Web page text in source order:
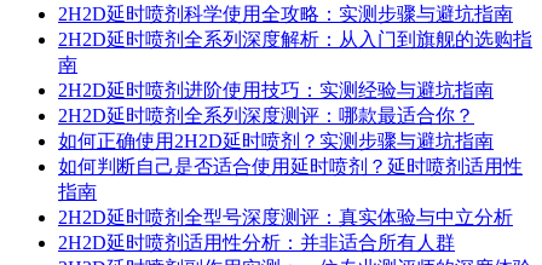
2H2D延时喷剂科学使用全攻略：实测步骤与避坑指南
2H2D延时喷剂全系列深度解析：从入门到旗舰的选购指
南
2H2D延时喷剂进阶使用技巧：实测经验与避坑指南
2H2D延时喷剂全系列深度测评：哪款最适合你？
如何正确使用2H2D延时喷剂？实测步骤与避坑指南
如何判断自己是否适合使用延时喷剂？延时喷剂适用性
指南
2H2D延时喷剂全型号深度测评：真实体验与中立分析
2H2D延时喷剂适用性分析：并非适合所有人群